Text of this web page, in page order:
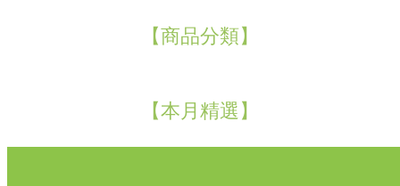
【商品分類】
【本月精選】